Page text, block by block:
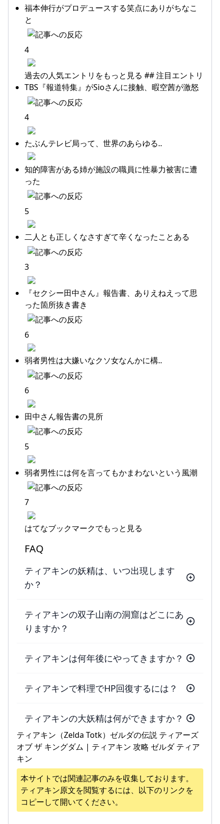
福本伸行がプロデュースする笑点にありがちなこ
と
4
過去の人気エントリをもっと見る ## 注目エントリ
TBS『報道特集』がSioさんに接触、暇空茜が激怒
4
たぶんテレビ局って、世界のあらゆる..
知的障害がある姉が施設の職員に性暴力被害に遭
った
5
二人とも正しくなさすぎて辛くなったことある
3
『セクシー田中さん』報告書、ありえねえって思
った箇所抜き書き
6
弱者男性は大嫌いなクソ女なんかに構..
6
田中さん報告書の見所
5
弱者男性には何を言ってもかまわないという風潮
7
はてなブックマークでもっと見る
FAQ
ティアキンの妖精は、いつ出現します
か？
ティアキンの双子山南の洞窟はどこにあ
りますか？
ティアキンは何年後にやってきますか？
ティアキンで料理でHP回復するには？
ティアキンの大妖精は何ができますか？
ティアキン（Zelda Totk）ゼルダの伝説 ティアーズ
オブ ザ キングダム | ティアキン 攻略 ゼルダ ティア
キン
本サイトでは関連記事のみを収集しております。
ティアキン原文を閲覧するには、以下のリンクを
コピーして開いてください。